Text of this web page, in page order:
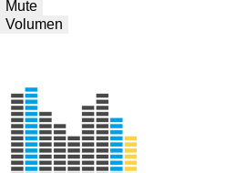
Mute
Volumen